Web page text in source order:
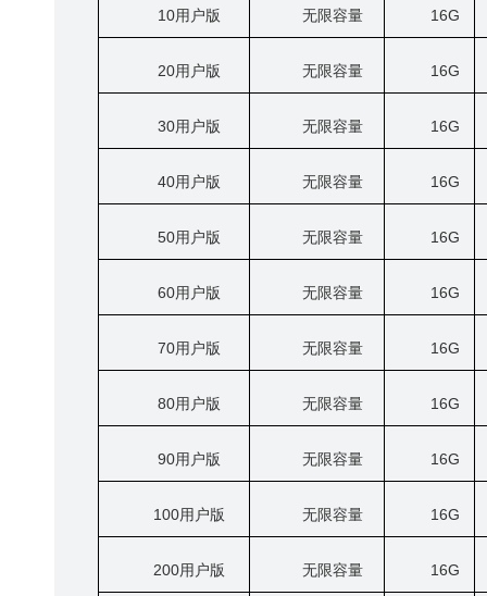
10用户版 无限容量 16G
20用户版 无限容量 16G
30用户版 无限容量 16G
40用户版 无限容量 16G
50用户版 无限容量 16G
60用户版 无限容量 16G
70用户版 无限容量 16G
80用户版 无限容量 16G
90用户版 无限容量 16G
100用户版 无限容量 16G
200用户版 无限容量 16G